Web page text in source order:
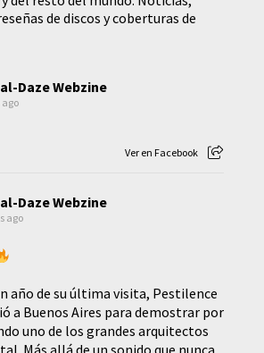
de discos y coberturas de
Daze Webzine
ago
Ver en Facebook
Daze Webzine
ago
año de su última visita, Pestilence
a Buenos Aires para demostrar por
uno de los grandes arquitectos
Más allá de un sonido que nunca